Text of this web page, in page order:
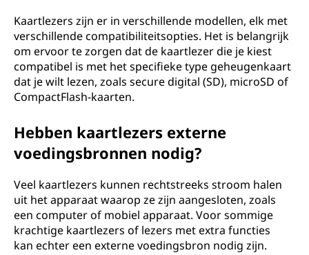
Kaartlezers zijn er in verschillende modellen, elk met
verschillende compatibiliteitsopties. Het is belangrijk
om ervoor te zorgen dat de kaartlezer die je kiest
compatibel is met het specifieke type geheugenkaart
dat je wilt lezen, zoals secure digital (SD), microSD of
CompactFlash-kaarten.
Hebben kaartlezers externe
voedingsbronnen nodig?
Veel kaartlezers kunnen rechtstreeks stroom halen
uit het apparaat waarop ze zijn aangesloten, zoals
een computer of mobiel apparaat. Voor sommige
krachtige kaartlezers of lezers met extra functies
kan echter een externe voedingsbron nodig zijn.